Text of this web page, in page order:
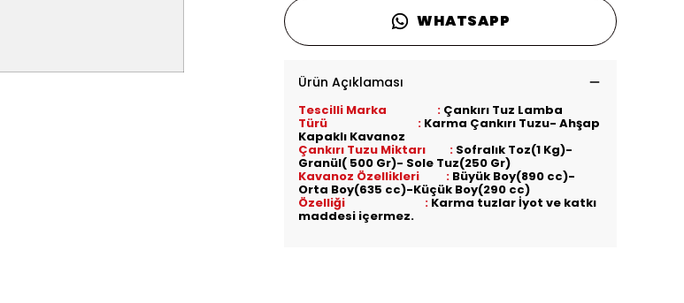
WHATSAPP
Ürün Açıklaması
Tescilli Marka : Çankırı Tuz Lamba
Türü : Karma Çankırı Tuzu- Ahşap
Kapaklı Kavanoz
Çankırı Tuzu Miktarı : Sofralık Toz(1 Kg)-
Granül( 500 Gr)- Sole Tuz(250 Gr)
Kavanoz Özellikleri : Büyük Boy(890 cc)-
Orta Boy(635 cc)-Küçük Boy(290 cc)
Özelliği : Karma tuzlar İyot ve katkı
maddesi içermez.